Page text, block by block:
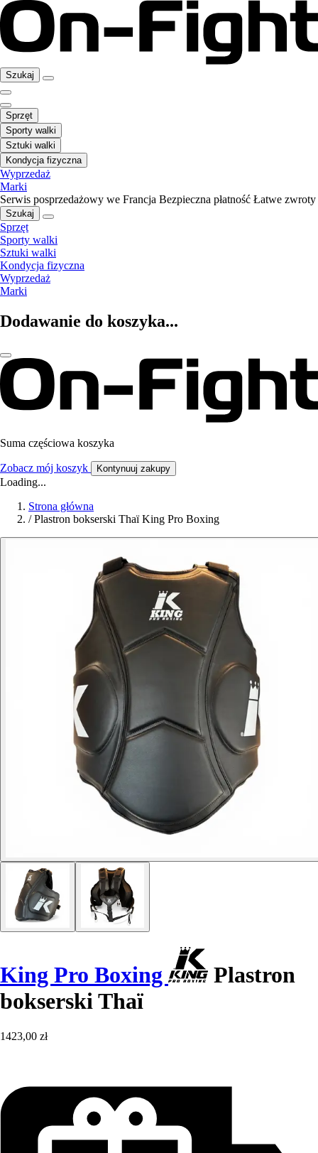
Szukaj
Sprzęt
Sporty walki
Sztuki walki
Kondycja fizyczna
Wyprzedaż
Marki
Serwis posprzedażowy we Francja Bezpieczna płatność Łatwe zwroty
Szukaj
Sprzęt
Sporty walki
Sztuki walki
Kondycja fizyczna
Wyprzedaż
Marki
Dodawanie do koszyka...
Suma częściowa koszyka
Zobacz mój koszyk Kontynuuj zakupy
Loading...
Strona główna
/ Plastron bokserski Thaï King Pro Boxing
King Pro Boxing
Plastron
bokserski Thaï
1423,00 zł